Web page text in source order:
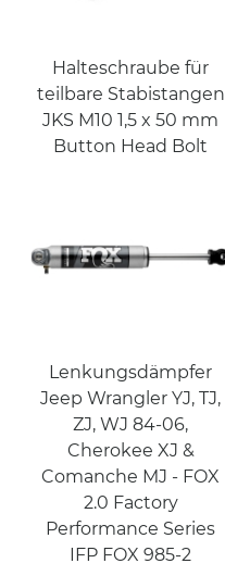
Halteschraube für
teilbare Stabistangen
JKS M10 1,5 x 50 mm
Button Head Bolt
Lenkungsdämpfer
Jeep Wrangler YJ, TJ,
ZJ, WJ 84-06,
Cherokee XJ &
Comanche MJ - FOX
2.0 Factory
Performance Series
IFP FOX 985-2